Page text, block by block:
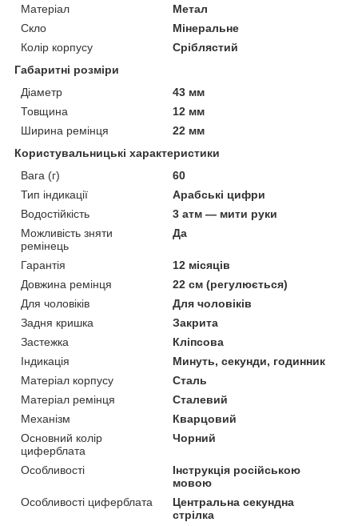
Матеріал
Метал
Скло
Мінеральне
Колір корпусу
Сріблястий
Габаритні розміри
Діаметр
43 мм
Товщина
12 мм
Ширина ремінця
22 мм
Користувальницькі характеристики
Вага (г)
60
Тип індикації
Арабські цифри
Водостійкість
3 атм — мити руки
Можливість зняти
ремінець
Да
Гарантія
12 місяців
Довжина ремінця
22 см (регулюється)
Для чоловіків
Для чоловіків
Задня кришка
Закрита
Застежка
Кліпсова
Індикація
Минуть, секунди, годинник
Матеріал корпусу
Сталь
Матеріал ремінця
Сталевий
Механізм
Кварцовий
Основний колір
циферблата
Чорний
Особливості
Інструкція російською
мовою
Особливості циферблата
Центральна секундна
стрілка